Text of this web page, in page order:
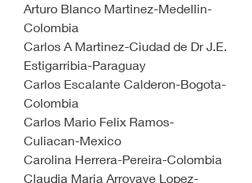
Arturo Blanco Martinez-Medellin-
Colombia
Carlos A Martinez-Ciudad de Dr J.E.
Estigarribia-Paraguay
Carlos Escalante Calderon-Bogota-
Colombia
Carlos Mario Felix Ramos-
Culiacan-Mexico
Carolina Herrera-Pereira-Colombia
Claudia Maria Arroyave Lopez-